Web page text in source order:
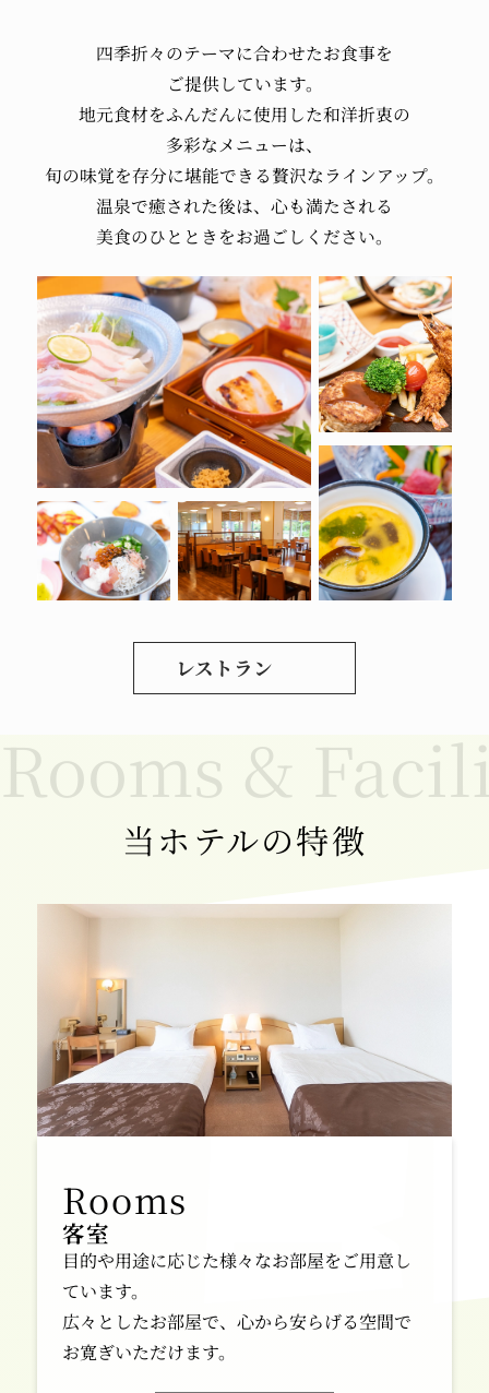
四季折々のテーマに合わせたお食事を
ご提供しています。
地元食材をふんだんに使用した和洋折衷の
多彩なメニューは、
旬の味覚を存分に堪能できる贅沢なラインアップ。
温泉で癒された後は、 心も満たされる
美食のひとときをお過ごしください。
レストラン
当ホテルの特徴
客室
目的や用途に応じた様々なお部屋をご用意し
ています。
広々としたお部屋で、心から安らげる空間で
お寛ぎいただけます。